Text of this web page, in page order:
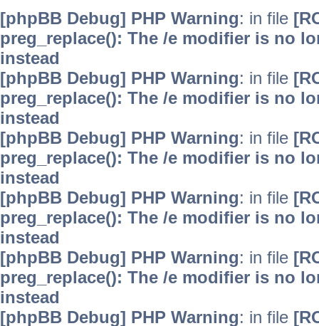
[phpBB Debug] PHP Warning: in file
preg_replace(): The /e modifier is no
instead
[phpBB Debug] PHP Warning: in file
preg_replace(): The /e modifier is no
instead
[phpBB Debug] PHP Warning: in file
preg_replace(): The /e modifier is no
instead
[phpBB Debug] PHP Warning: in file
preg_replace(): The /e modifier is no
instead
[phpBB Debug] PHP Warning: in file
preg_replace(): The /e modifier is no
instead
[phpBB Debug] PHP Warning: in file